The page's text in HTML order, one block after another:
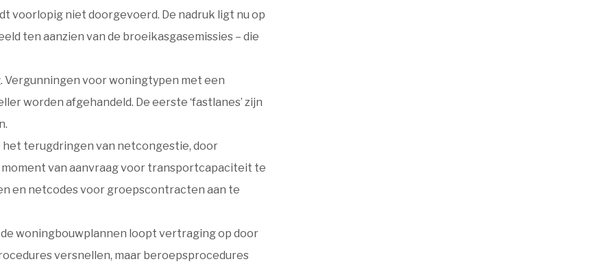
voorlopig niet doorgevoerd. De nadruk ligt nu op
ten aanzien van de broeikasgasemissies – die
. Vergunningen voor woningtypen met een
worden afgehandeld. De eerste ‘fastlanes’ zijn
terugdringen van netcongestie, door
van aanvraag voor transportcapaciteit te
en netcodes voor groepscontracten aan te
de woningbouwplannen loopt vertraging op door
versnellen, maar beroepsprocedures